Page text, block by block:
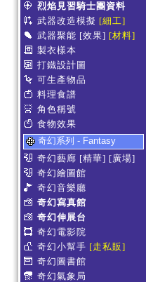
烈焰見習騎士團資料
武器改造模擬 [細工]
武器聚能 [效果] [材料]
製衣樣本
打鐵設計圖
可生產物品
料理食譜
角色稱號
食物效果
奇幻系列 - Fantasy
奇幻藝廊 [精華] [廣場]
奇幻繪圖館
奇幻音樂廳
奇幻寫真館
奇幻伸展台
奇幻電影院
奇幻小幫手 [走私販]
奇幻圖書館
奇幻氣象局